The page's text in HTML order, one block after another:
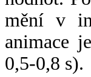
mění v
animace
0,5-0,8 s).